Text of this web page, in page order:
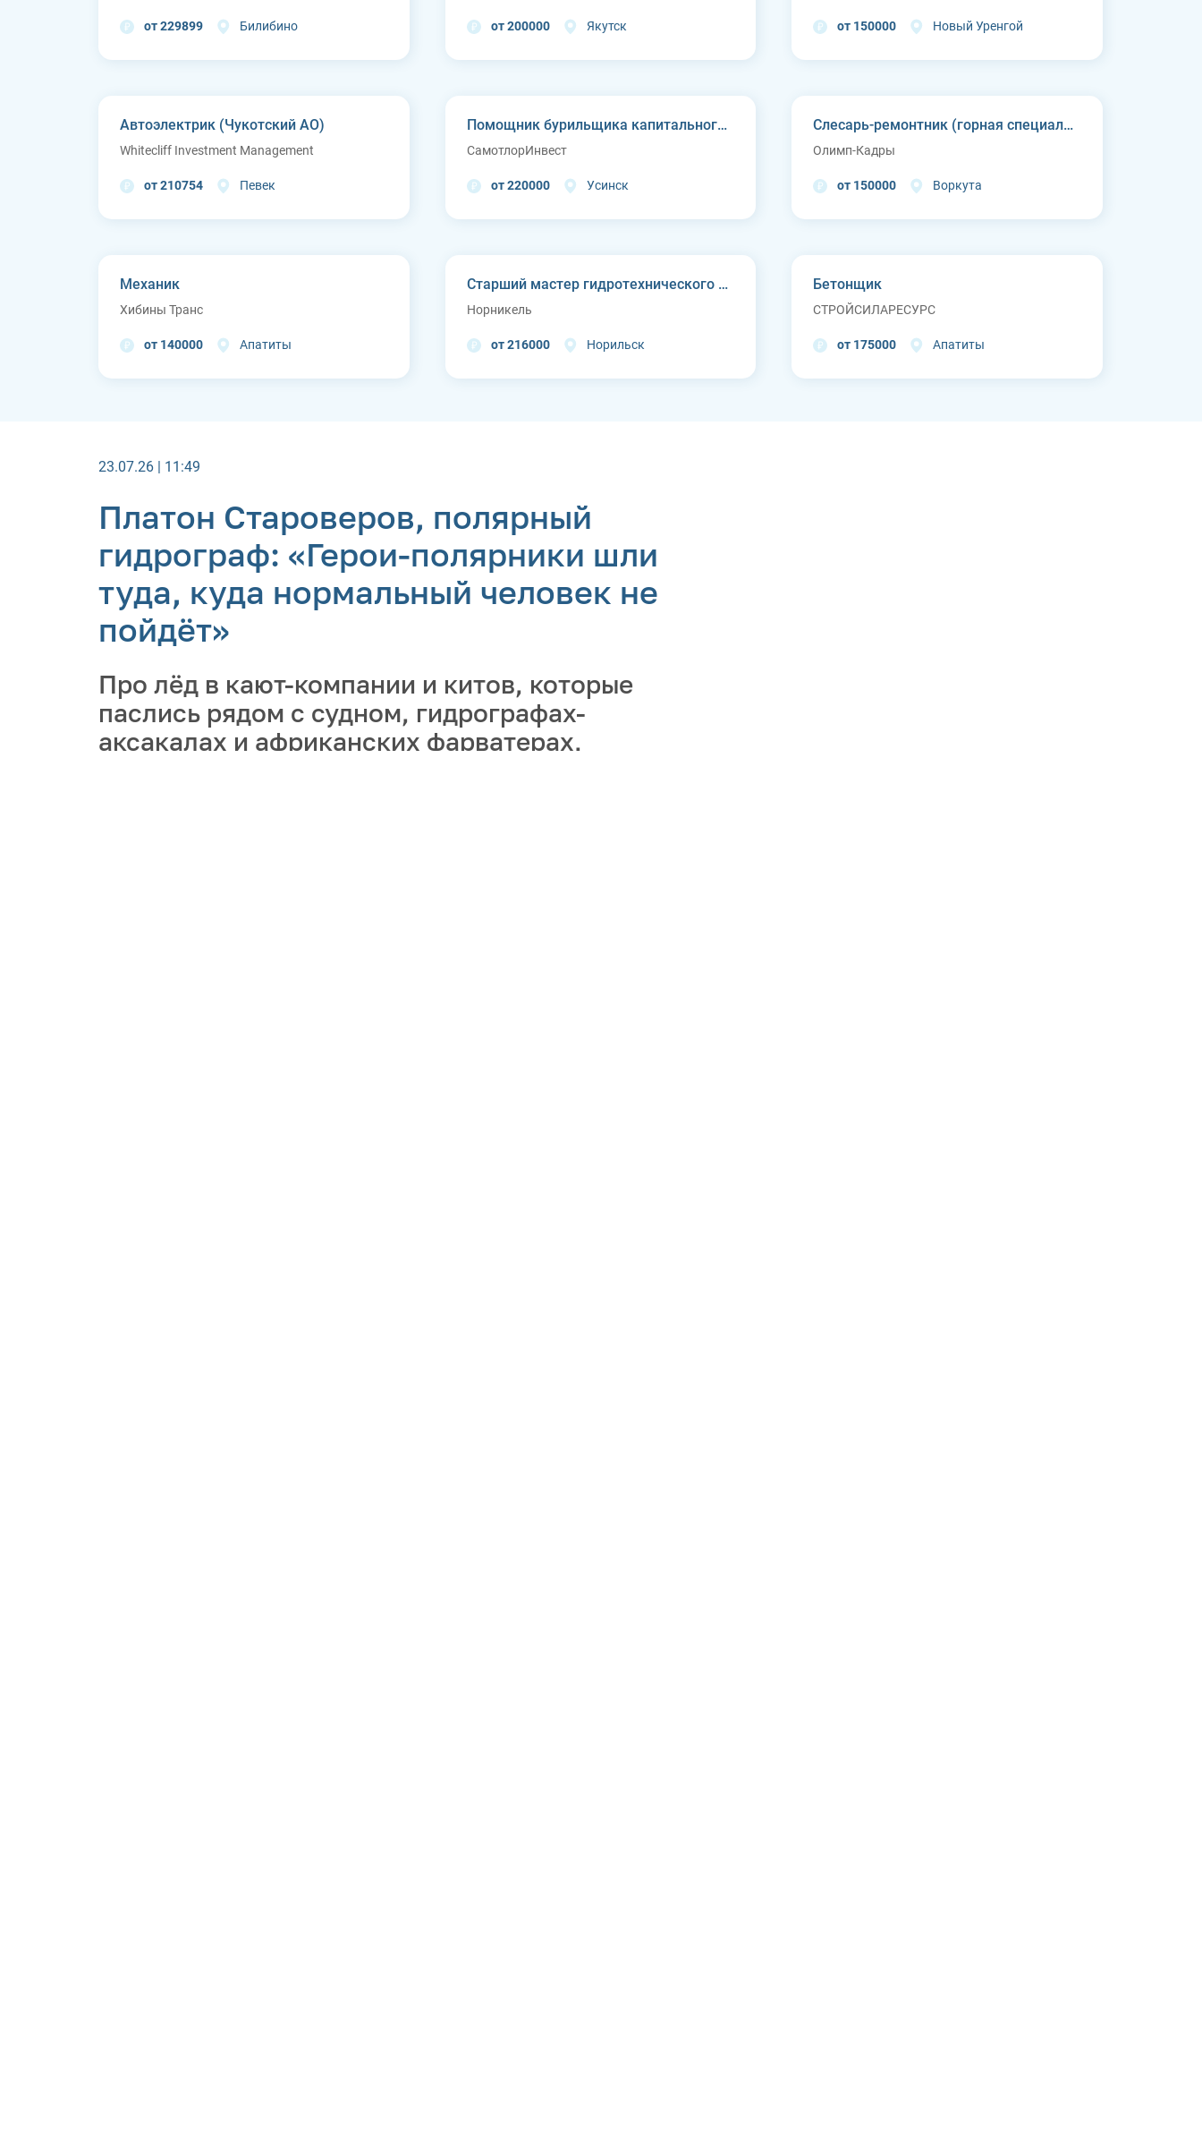
от 229899 Билибино от 200000 Якутск от 150000 Новый Уренгой
Автоэлектрик (Чукотский АО)
Whitecliff Investment Management
от 210754 Певек
Помощник бурильщика капитального ремонта скважин (КРС)
СамотлорИнвест
от 220000 Усинск
Слесарь-ремонтник (горная специальная техника)
Олимп-Кадры
от 150000 Воркута
Механик
Хибины Транс
от 140000 Апатиты
Старший мастер гидротехнического цеха Курейской ГЭС (п. Светлогорск)
Норникель
от 216000 Норильск
Бетонщик
СТРОЙСИЛАРЕСУРС
от 175000 Апатиты
23.07.26 | 11:49
Платон Староверов, полярный
гидрограф: «Герои-полярники шли
туда, куда нормальный человек не
пойдёт»
Про лёд в кают-компании и китов, которые
паслись рядом с судном, гидрографах-
аксакалах и африканских фарватерах,